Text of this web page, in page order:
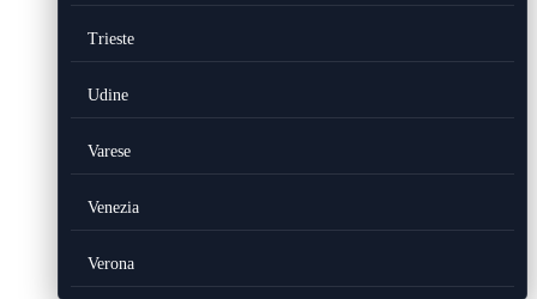
Trieste
Udine
Varese
Venezia
Verona